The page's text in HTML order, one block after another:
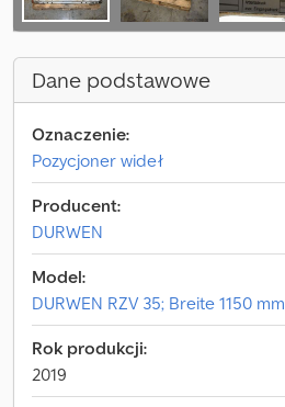
Dane podstawowe
Oznaczenie:
Pozycjoner wideł
Producent:
DURWEN
Model:
DURWEN RZV 35; Breite 1150 mm
Rok produkcji:
2019